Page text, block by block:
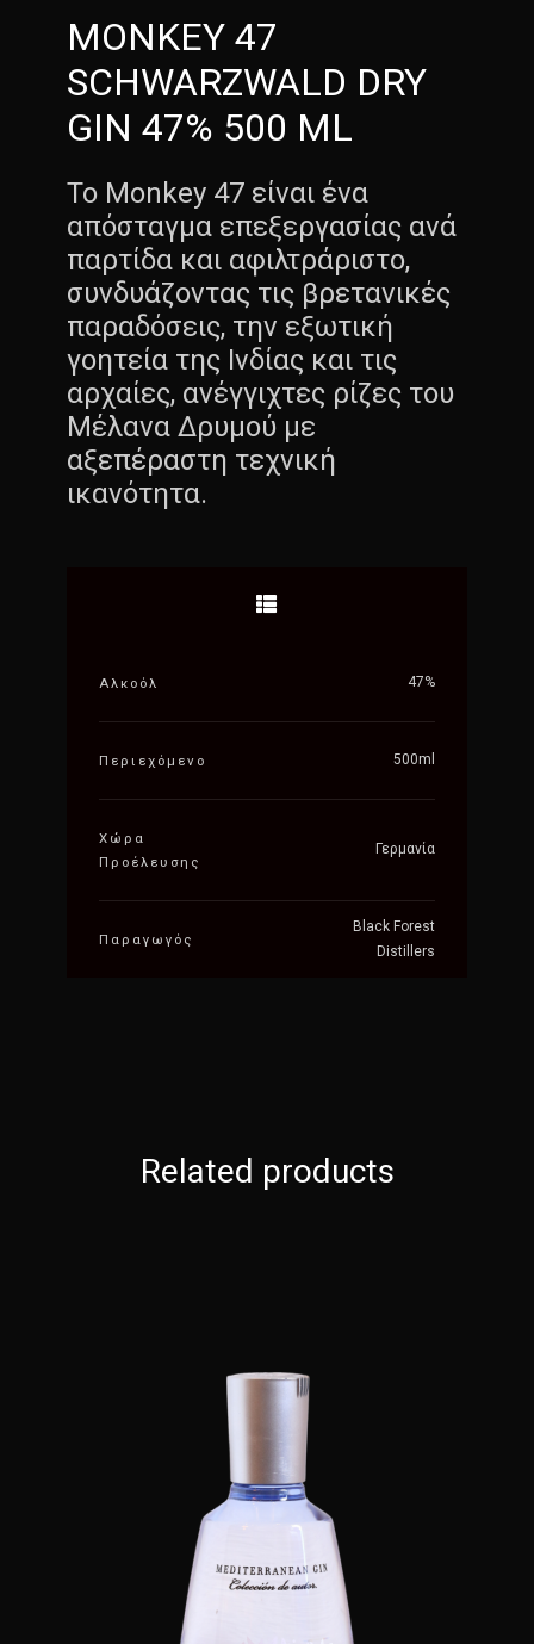
MONKEY 47
SCHWARZWALD DRY
GIN 47% 500 ML
Το Monkey 47 είναι ένα
απόσταγμα επεξεργασίας ανά
παρτίδα και αφιλτράριστο,
συνδυάζοντας τις βρετανικές
παραδόσεις, την εξωτική
γοητεία της Ινδίας και τις
αρχαίες, ανέγγιχτες ρίζες του
Μέλανα Δρυμού με
αξεπέραστη τεχνική
ικανότητα.
Αλκοόλ 47%
Περιεχόμενο 500ml
Χώρα
Προέλευσης
Γερμανία
Παραγωγός
Black Forest
Distillers
Related products